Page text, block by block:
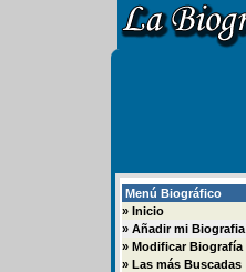
Menú Biográfico
» Inicio
» Añadir mi Biografia
» Modificar Biografía
» Las más Buscadas